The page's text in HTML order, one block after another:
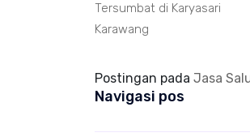
Tersumbat di Karyasari
Karawang
Postingan pada Jasa
Navigasi pos